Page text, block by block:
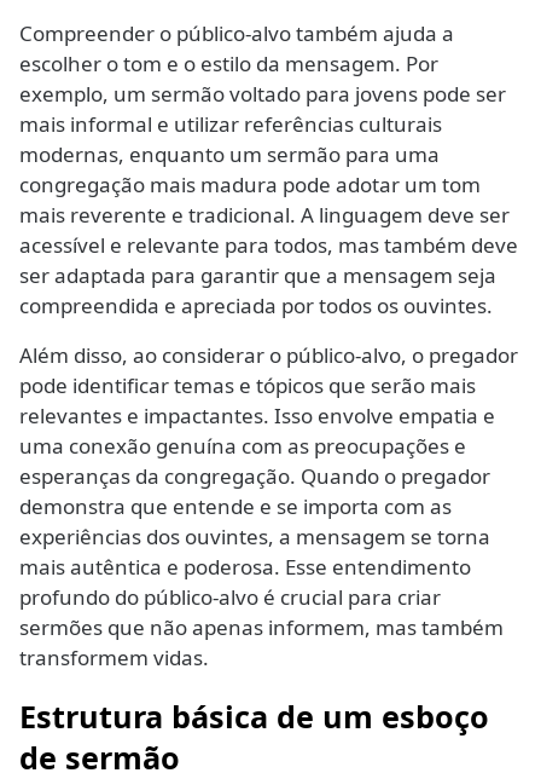
Compreender o público-alvo também ajuda a
escolher o tom e o estilo da mensagem. Por
exemplo, um sermão voltado para jovens pode ser
mais informal e utilizar referências culturais
modernas, enquanto um sermão para uma
congregação mais madura pode adotar um tom
mais reverente e tradicional. A linguagem deve ser
acessível e relevante para todos, mas também deve
ser adaptada para garantir que a mensagem seja
compreendida e apreciada por todos os ouvintes.
Além disso, ao considerar o público-alvo, o pregador
pode identificar temas e tópicos que serão mais
relevantes e impactantes. Isso envolve empatia e
uma conexão genuína com as preocupações e
esperanças da congregação. Quando o pregador
demonstra que entende e se importa com as
experiências dos ouvintes, a mensagem se torna
mais autêntica e poderosa. Esse entendimento
profundo do público-alvo é crucial para criar
sermões que não apenas informem, mas também
transformem vidas.
Estrutura básica de um esboço
de sermão